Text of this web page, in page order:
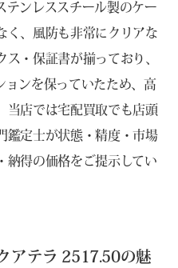
テンレススチール製のケー
く、風防も非常にクリアな
・保証書が揃っており、
ョンを保っていたため、高
当店では宅配買取でも店頭
鑑定士が状態・精度・市場
納得の価格をご提示してい
アテラ 2517.50の魅